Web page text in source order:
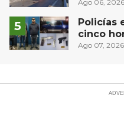
en la
Ago 06, 2026
Policías
cinco
Puebla
Ago 07, 2026